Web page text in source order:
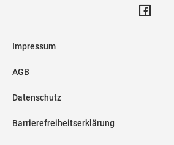
Impressum
AGB
Datenschutz
Barrierefreiheitserklärung